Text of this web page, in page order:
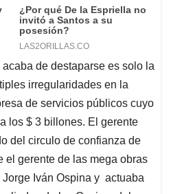
de destaparse es solo la
irregularidades en la
de servicios públicos cuyo
los $ 3 billones. El gerente
del circulo de confianza de
el gerente de las mega obras
Iván Ospina y actuaba